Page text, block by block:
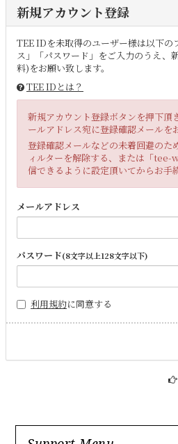
新規アカウント登録
TEE IDを未取得のユーザー様は以下の
ス」「パスワード」をご入力のうえ、
料)をお願い致します。
TEE IDとは？
新規アカウント登録ボタンを押下頂
ールアドレス宛に登録確認メールを
登録確認メールなどの未着回避のた
ィルターを解除する、または「
信できるように設定頂いてからお手
メールアドレス
パスワード(8文字以上128文字以下)
利用規約に同意する